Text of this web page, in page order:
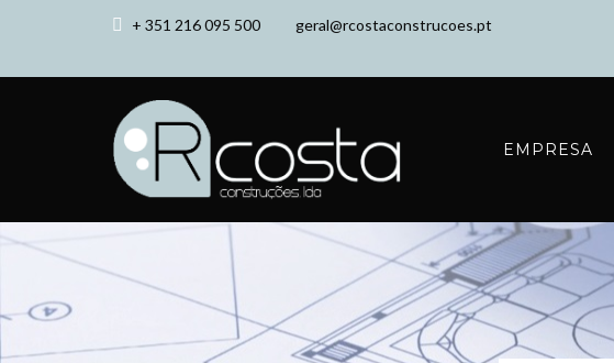
+ 351 216 095 500 geral@rcostaconstrucoes.pt
EMPRESA